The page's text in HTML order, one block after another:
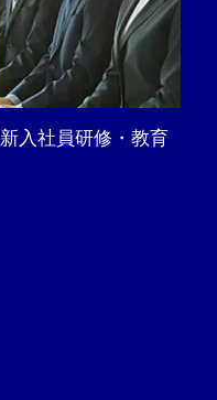
新入社員研修・教育